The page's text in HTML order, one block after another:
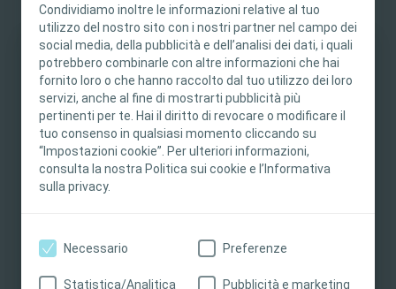
Condividiamo inoltre le informazioni relative al tuo
utilizzo del nostro sito con i nostri partner nel campo dei
social media, della pubblicità e dell’analisi dei dati, i quali
potrebbero combinarle con altre informazioni che hai
fornito loro o che hanno raccolto dal tuo utilizzo dei loro
servizi, anche al fine di mostrarti pubblicità più
pertinenti per te. Hai il diritto di revocare o modificare il
tuo consenso in qualsiasi momento cliccando su
“Impostazioni cookie”. Per ulteriori informazioni,
consulta la nostra Politica sui cookie e l’Informativa
sulla privacy.
Necessario Preferenze
Statistica/Analitica Pubblicità e marketing
Questo sito è destinato esclusivamente ai
professionisti sanitari. I contenuti del sito sono
destinati a scopi formativi e informativi.
Coloplast non fornisce consulenza medica. La
responsabilità dell'assistenza ai pazienti rimane
al professionista sanitario. Per informazioni
dettagliate sui prodotti presentati, tra cui
precauzioni e avvertenze, consultare le istruzioni
per l'uso del prodotto.
Back to Event Calendar
novembre 24, 2025
November 24 - 25,
2025
Interventional Urology